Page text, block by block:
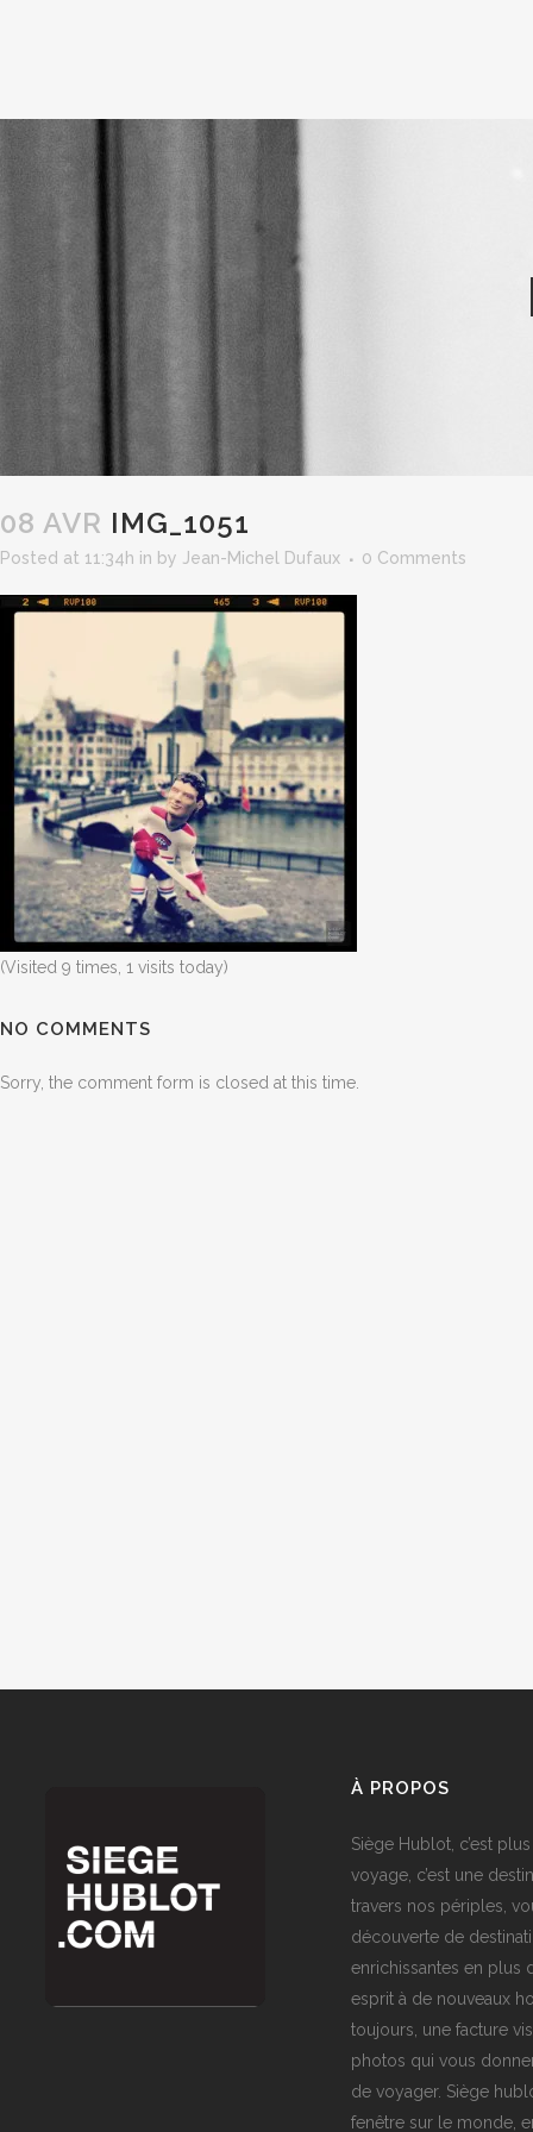
08 AVR IMG_1051
Posted at 11:34h in by Jean-Michel Dufaux 0 Comments
(Visited 9 times, 1 visits today)
NO COMMENTS
Sorry, the comment form is closed at this time.
À PROPOS
Siège Hublot, c’est
voyage, c’est une
travers nos périples,
découverte de
enrichissantes en plus
esprit à de nouveaux
toujours, une facture
photos qui vous
de voyager. Siège
fenêtre sur le monde,